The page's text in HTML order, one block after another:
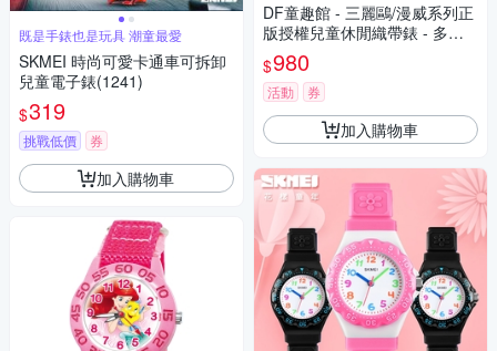
既是手錶也是玩具 潮童最愛
SKMEI 時尚可愛卡通車可拆卸
兒童電子錶(1241)
$319
挑戰低價 券
加入購物車
DF童趣館 - 三麗鷗/漫威系列正
版授權兒童休閒織帶錶 - 多款
可選
$980
活動 券
加入購物車